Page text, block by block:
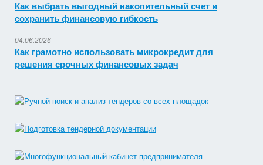
Как выбрать выгодный накопительный счет и
сохранить финансовую гибкость
04.06.2026
Как грамотно использовать микрокредит для
решения срочных финансовых задач